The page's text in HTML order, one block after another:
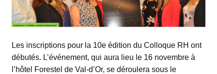
Les inscriptions pour la 10e édition du Colloque RH ont
débutés. L’événement, qui aura lieu le 16 novembre à
l’hôtel Forestel de Val-d’Or, se déroulera sous le